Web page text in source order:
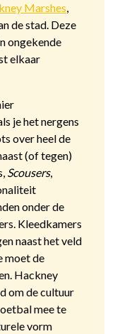
Marshes,
de stad. Deze
ongekende
elkaar
je het nergens
over heel de
(of tegen)
Scousers,
onder de
Kleedkamers
naast het veld
moet de
Hackney
om de cultuur
mee te
vorm